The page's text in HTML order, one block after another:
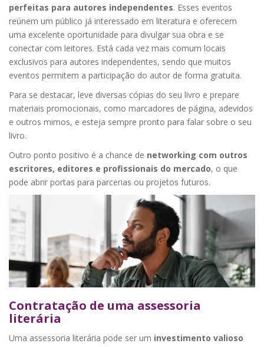
perfeitas para autores independentes. Esses eventos
reúnem um público já interessado em literatura e oferecem
uma excelente oportunidade para divulgar sua obra e se
conectar com leitores. Está cada vez mais comum locais
exclusivos para autores independentes, sendo que muitos
eventos permitem a participação do autor de forma gratuita.
Para se destacar, leve diversas cópias do seu livro e prepare
materiais promocionais, como marcadores de página, adevidos
e outros mimos, e esteja sempre pronto para falar sobre o seu
livro.
Outro ponto positivo é a chance de networking com outros
escritores, editores e profissionais do mercado, o que
pode abrir portas para parcerias ou projetos futuros.
Contratação de uma assessoria
literária
Uma assessoria literária pode ser um investimento valioso